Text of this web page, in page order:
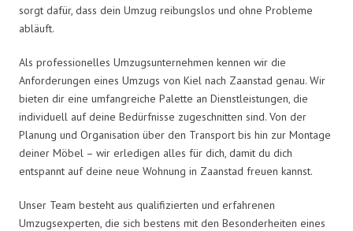
sorgt dafür, dass dein Umzug reibungslos und ohne Probleme
abläuft.
Als professionelles Umzugsunternehmen kennen wir die
Anforderungen eines Umzugs von Kiel nach Zaanstad genau. Wir
bieten dir eine umfangreiche Palette an Dienstleistungen, die
individuell auf deine Bedürfnisse zugeschnitten sind. Von der
Planung und Organisation über den Transport bis hin zur Montage
deiner Möbel – wir erledigen alles für dich, damit du dich
entspannt auf deine neue Wohnung in Zaanstad freuen kannst.
Unser Team besteht aus qualifizierten und erfahrenen
Umzugsexperten, die sich bestens mit den Besonderheiten eines